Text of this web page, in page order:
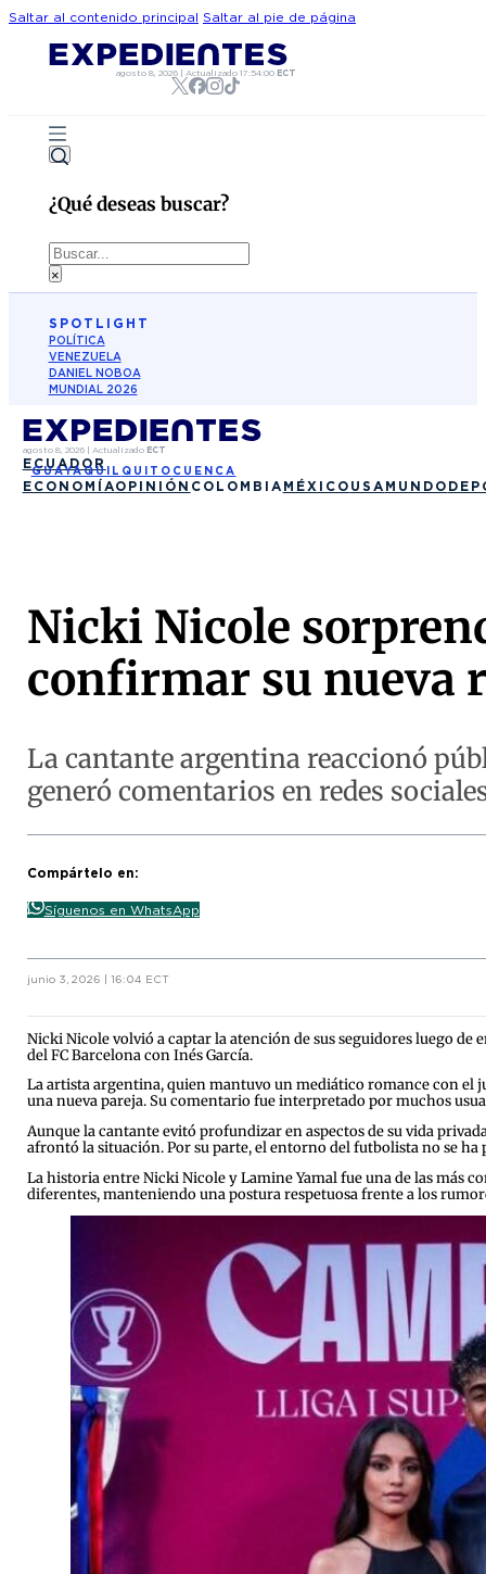
Saltar al contenido principal Saltar al pie de página
agosto 8, 2026 |Actualizado17:54:00 ECT
¿Qué deseas buscar?
Buscar
×
SPOTLIGHT
POLÍTICA
VENEZUELA
DANIEL NOBOA
MUNDIAL 2026
agosto 8, 2026| Actualizado ECT
ECUADOR
GUAYAQUIL QUITO CUENCA
ECONOMÍAOPINIÓN COLOMBIA MÉXICO USA MUNDO
Nicki Nicole
confirmar su nueva
La cantante argentina reaccionó
generó comentarios en redes
Compártelo en:
Síguenos en WhatsApp
junio 3, 2026 | 16:04 ECT
Nicki Nicole volvió a captar la atención de sus seguidores luego
del FC Barcelona con Inés García.
La artista argentina, quien mantuvo un mediático romance con el
una nueva pareja. Su comentario fue interpretado por muchos
Aunque la cantante evitó profundizar en aspectos de su vida
afrontó la situación. Por su parte, el entorno del futbolista no se ha
La historia entre Nicki Nicole y Lamine Yamal fue una de las más
diferentes, manteniendo una postura respetuosa frente a los